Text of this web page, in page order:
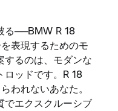
る──BMW R 18
表現するためのモ
するのは、モダンな
ロッドです。R 18
われないあなた。
でエクスクルーシブ